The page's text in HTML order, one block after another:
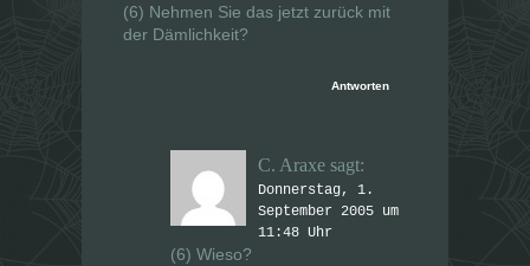
(6) Nehmen Sie das jetzt zurück mit
der Dämlichkeit?
Antworten
C. Araxe sagt:
Donnerstag, 1.
September 2005 um
11:48 Uhr
(6) Wieso?